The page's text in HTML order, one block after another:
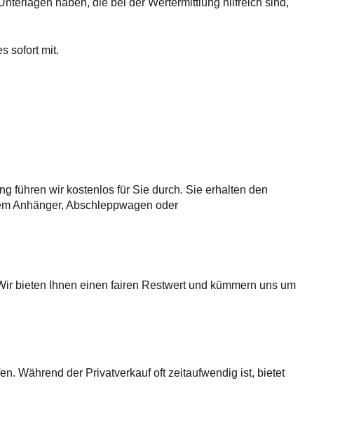
haben, die bei der Wertermittlung hilfreich sind,
sofort mit.
führen wir kostenlos für Sie durch. Sie erhalten den
Anhänger, Abschleppwagen oder
bieten Ihnen einen fairen Restwert und kümmern uns um
Während der Privatverkauf oft zeitaufwendig ist, bietet